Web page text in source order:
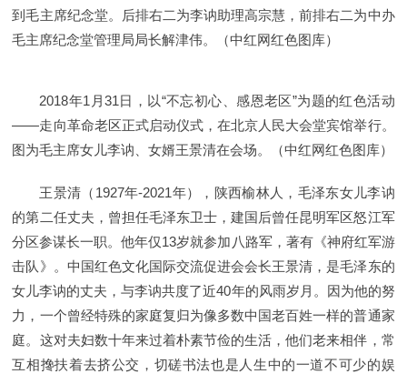
到毛主席纪念堂。后排右二为李讷助理高宗慧，前排右二为中办
毛主席纪念堂管理局局长解津伟。（中红网红色图库）
2018年1月31日，以“不忘初心、感恩老区”为题的红色活动
——走向革命老区正式启动仪式，在北京人民大会堂宾馆举行。
图为毛主席女儿李讷、女婿王景清在会场。（中红网红色图库）
王景清（1927年-2021年），陕西榆林人，毛泽东女儿李讷
的第二任丈夫，曾担任毛泽东卫士，建国后曾任昆明军区怒江军
分区参谋长一职。他年仅13岁就参加八路军，著有《神府红军游
击队》。中国红色文化国际交流促进会会长王景清，是毛泽东的
女儿李讷的丈夫，与李讷共度了近40年的风雨岁月。因为他的努
力，一个曾经特殊的家庭复归为像多数中国老百姓一样的普通家
庭。这对夫妇数十年来过着朴素节俭的生活，他们老来相伴，常
互相搀扶着去挤公交，切磋书法也是人生中的一道不可少的娱